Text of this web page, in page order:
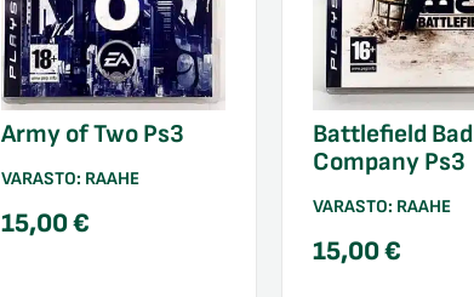
Army of Two Ps3
VARASTO: RAAHE
15,00€
Battlefield Bad
Company Ps3
VARASTO: RAAHE
15,00€